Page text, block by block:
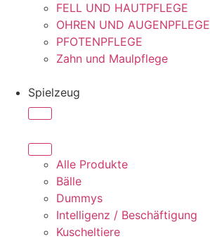
FELL UND HAUTPFLEGE
OHREN UND AUGENPFLEGE
PFOTENPFLEGE
Zahn und Maulpflege
Spielzeug
Alle Produkte
Bälle
Dummys
Intelligenz / Beschäftigung
Kuscheltiere